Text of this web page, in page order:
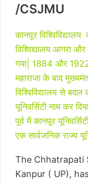
/CSJMU
कानपूर
विश्विद्यालय आगरा और
गया| 1884 और 1922
महाराजा के बाद
विश्विविद्यालय से
यूनिवर्सिटी नाम कर
पूर्व में कानपूर
एक सार्वजनिक राज्य
The Chhatrapati
Kanpur ( UP),